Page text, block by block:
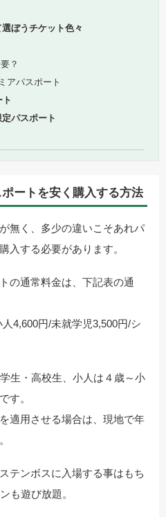
ぼうチケット色々
？
アパスポート
パスポート
ートを安く購入する方法
無く、多少の違いこそあれパ
入する必要があります。
の通常料金は、下記表の通
4,600円/未就学児3,500円/シ
生・高校生、小人は４歳～小
す。
適用させる場合は、現地で年
テンボスに入場する事はもち
も遊び放題。